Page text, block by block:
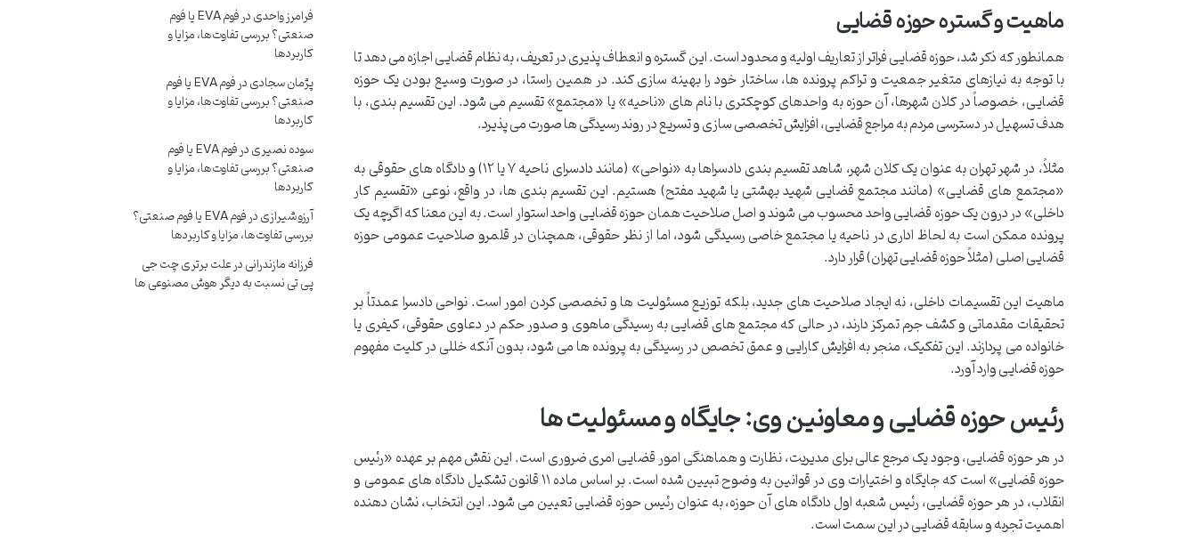
ماهیت و گستره حوزه قضایی
همانطور که ذکر شد، حوزه قضایی فراتر از تعاریف اولیه و محدود است. این گستره و انعطاف پذیری در تعریف، به نظام قضایی اجازه می دهد تا
با توجه به نیازهای متغیر جمعیت و تراکم پرونده ها، ساختار خود را بهینه سازی کند. در همین راستا، در صورت وسیع بودن یک حوزه
قضایی، خصوصاً در کلان شهرها، آن حوزه به واحدهای کوچکتری با نام های «ناحیه» یا «مجتمع» تقسیم می شود. این تقسیم بندی، با
هدف تسهیل در دسترسی مردم به مراجع قضایی، افزایش تخصصی سازی و تسریع در روند رسیدگی ها صورت می پذیرد.
مثلاً، در شهر تهران به عنوان یک کلان شهر، شاهد تقسیم بندی دادسراها به «نواحی» (مانند دادسرای ناحیه ۷ یا ۱۲) و دادگاه های حقوقی به
«مجتمع های قضایی» (مانند مجتمع قضایی شهید بهشتی یا شهید مفتح) هستیم. این تقسیم بندی ها، در واقع، نوعی «تقسیم کار
داخلی» در درون یک حوزه قضایی واحد محسوب می شوند و اصل صلاحیت همان حوزه قضایی واحد استوار است. به این معنا که اگرچه یک
پرونده ممکن است به لحاظ اداری در ناحیه یا مجتمع خاصی رسیدگی شود، اما از نظر حقوقی، همچنان در قلمرو صلاحیت عمومی حوزه
قضایی اصلی (مثلاً حوزه قضایی تهران) قرار دارد.
ماهیت این تقسیمات داخلی، نه ایجاد صلاحیت های جدید، بلکه توزیع مسئولیت ها و تخصصی کردن امور است. نواحی دادسرا عمدتاً بر
تحقیقات مقدماتی و کشف جرم تمرکز دارند، در حالی که مجتمع های قضایی به رسیدگی ماهوی و صدور حکم در دعاوی حقوقی، کیفری یا
خانواده می پردازند. این تفکیک، منجر به افزایش کارایی و عمق تخصص در رسیدگی به پرونده ها می شود، بدون آنکه خللی در کلیت مفهوم
حوزه قضایی وارد آورد.
رئیس حوزه قضایی و معاونین وی: جایگاه و مسئولیت ها
در هر حوزه قضایی، وجود یک مرجع عالی برای مدیریت، نظارت و هماهنگی امور قضایی امری ضروری است. این نقش مهم بر عهده «رئیس
حوزه قضایی» است که جایگاه و اختیارات وی در قوانین به وضوح تبیین شده است. بر اساس ماده ۱۱ قانون تشکیل دادگاه های عمومی و
انقلاب، در هر حوزه قضایی، رئیس شعبه اول دادگاه های آن حوزه، به عنوان رئیس حوزه قضایی تعیین می شود. این انتخاب، نشان دهنده
اهمیت تجربه و سابقه قضایی در این سمت است.
فرامرز واحدیدر فوم EVA یا فوم
صنعتی؟ بررسی تفاوت‌ها، مزایا و
کاربردها
پژمان سجادیدر فوم EVA یا فوم
صنعتی؟ بررسی تفاوت‌ها، مزایا و
کاربردها
سوده نصیریدر فوم EVA یا فوم
صنعتی؟ بررسی تفاوت‌ها، مزایا و
کاربردها
آرزو شیرازیدر فوم EVA یا فوم صنعتی؟
بررسی تفاوت‌ها، مزایا و کاربردها
فرزانه مازندرانیدرعلت برتری چت جی
پی تی نسبت به دیگر هوش مصنوعی ها